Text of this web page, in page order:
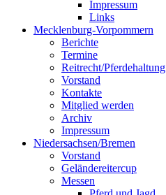
Impressum
Links
Mecklenburg-Vorpommern
Berichte
Termine
Reitrecht/Pferdehaltung
Vorstand
Kontakte
Mitglied werden
Archiv
Impressum
Niedersachsen/Bremen
Vorstand
Geländereitercup
Messen